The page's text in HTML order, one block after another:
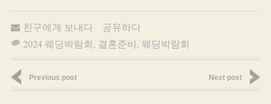
친구에게 보내다
공유하다
2024 웨딩박람회, 결혼준비, 웨딩박람회
Previous post Next post